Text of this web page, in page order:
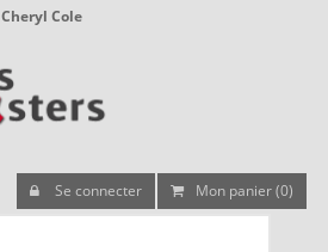
Cheryl Cole
Se connecter Mon panier (0)